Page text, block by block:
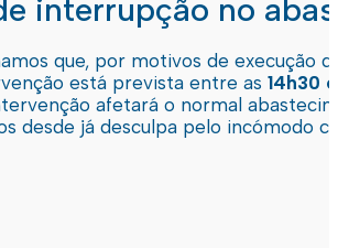
interrupção no
que, por motivos de execução
está prevista entre as 14h30
afetará o normal
desde já desculpa pelo incómodo